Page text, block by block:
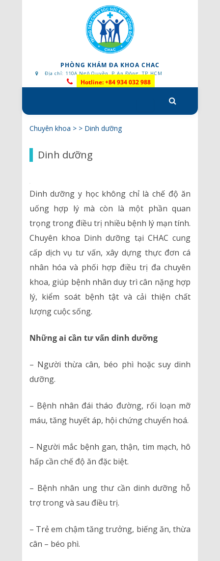
PHÒNG KHÁM ĐA KHOA CHAC
Địa chỉ: 110A Ngô Quyền, P.An Đông, TP.HCM
Hotline: +84 934 032 988
to
Chuyên khoa > > Dinh dưỡng
Dinh dưỡng
Dinh dưỡng y học không chỉ là chế độ ăn
uống hợp lý mà còn là một phần quan
trọng trong điều trị nhiều bệnh lý mạn tính.
Chuyên khoa Dinh dưỡng tại CHAC cung
cấp dịch vụ tư vấn, xây dựng thực đơn cá
nhân hóa và phối hợp điều trị đa chuyên
khoa, giúp bệnh nhân duy trì cân nặng hợp
lý, kiểm soát bệnh tật và cải thiện chất
lượng cuộc sống.
Những ai cần tư vấn dinh dưỡng
– Người thừa cân, béo phì hoặc suy dinh
dưỡng.
– Bệnh nhân đái tháo đường, rối loạn mỡ
máu, tăng huyết áp, hội chứng chuyển hoá.
– Người mắc bệnh gan, thận, tim mạch, hô
hấp cần chế độ ăn đặc biệt.
– Bệnh nhân ung thư cần dinh dưỡng hỗ
trợ trong và sau điều trị.
– Trẻ em chậm tăng trưởng, biếng ăn, thừa
cân – béo phì.